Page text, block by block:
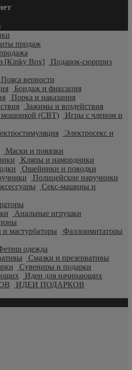
продаж
Подарок-сюрприз
Пояса верности
Бондаж и фиксация
Порка и наказания
Зажимы и воздействия
Игры с членом и
Электросекс и
Маски и повязки
Кляпы и намордники
Ошейники и поводки
Полицейские наручники
Секс-машины и
Анальные игрушки
Фаллоимитаторы
одежда
Смазки и презервативы
Сувениры и подарки
Идеи для начинающих
ИДЕИ ПОДАРКОВ